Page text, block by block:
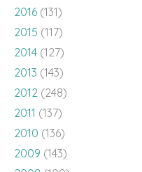
2016 (131)
2015 (117)
2014 (127)
2013 (143)
2012 (248)
2011 (137)
2010 (136)
2009 (143)